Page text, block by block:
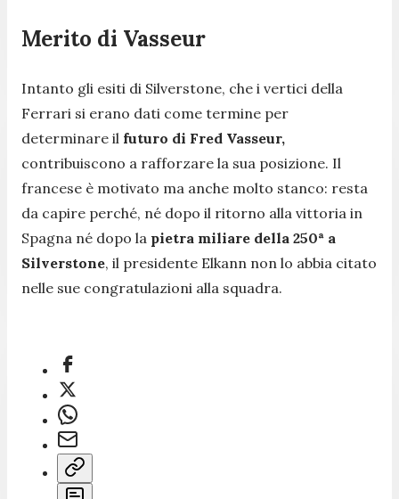
Merito di Vasseur
Intanto gli esiti di Silverstone, che i vertici della
Ferrari si erano dati come termine per
determinare il futuro di Fred Vasseur,
contribuiscono a rafforzare la sua posizione. Il
francese è motivato ma anche molto stanco: resta
da capire perché, né dopo il ritorno alla vittoria in
Spagna né dopo la pietra miliare della 250ª a
Silverstone, il presidente Elkann non lo abbia citato
nelle sue congratulazioni alla squadra.